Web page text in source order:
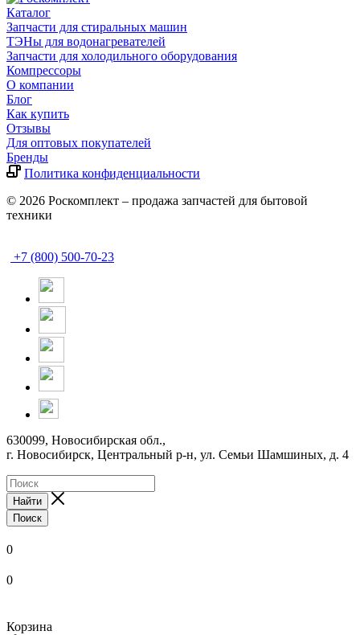
Каталог
Запчасти для стиральных машин
ТЭНы для водонагревателей
Запчасти для холодильного оборудования
Компрессоры
О компании
Блог
Как купить
Отзывы
Для оптовых покупателей
Бренды
Политика конфиденциальности
© 2026 Роскомплект – продажа запчастей для бытовой
техники
+7 (800) 500-70-23
630099, Новосибирская обл.,
г. Новосибирск, Центральный р-н, ул. Семьи Шамшиных, д. 4
Найти
Поиск
0
0
Корзина